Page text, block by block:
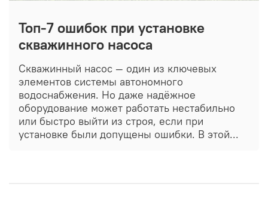
Топ-7 ошибок при установке
скважинного насоса
Скважинный насос — один из ключевых
элементов системы автономного
водоснабжения. Но даже надёжное
оборудование может работать нестабильно
или быстро выйти из строя, если при
установке были допущены ошибки. В этой...